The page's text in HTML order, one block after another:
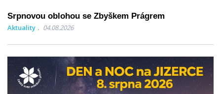
Srpnovou oblohou se Zbyškem Prágrem
Aktuality 04.08.2026